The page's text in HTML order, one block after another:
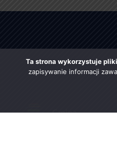
Ta strona wykorzystuje
zapisywanie informacji